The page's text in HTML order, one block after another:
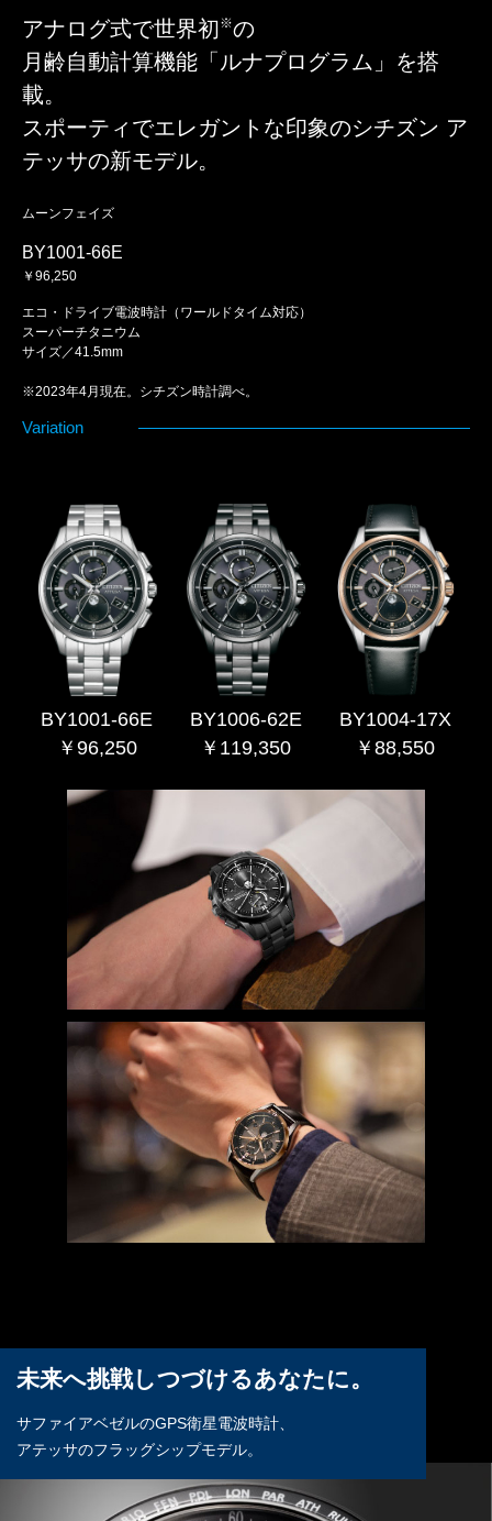
アナログ式で世界初※の
月齢自動計算機能「ルナプログラム」を搭
載。
スポーティでエレガントな印象のシチズン ア
テッサの新モデル。
ムーンフェイズ
BY1001-66E
￥96,250
エコ・ドライブ電波時計（ワールドタイム対応）
スーパーチタニウム
サイズ／41.5mm
※2023年4月現在。シチズン時計調べ。
Variation
BY1001-66E
￥96,250
BY1006-62E
￥119,350
BY1004-17X
￥88,550
未来へ挑戦しつづけるあなたに。
サファイアベゼルのGPS衛星電波時計、
アテッサのフラッグシップモデル。